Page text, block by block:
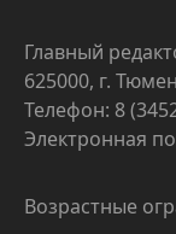
Главный
625000, г.
Телефон: 8
Электронная
Возрастные